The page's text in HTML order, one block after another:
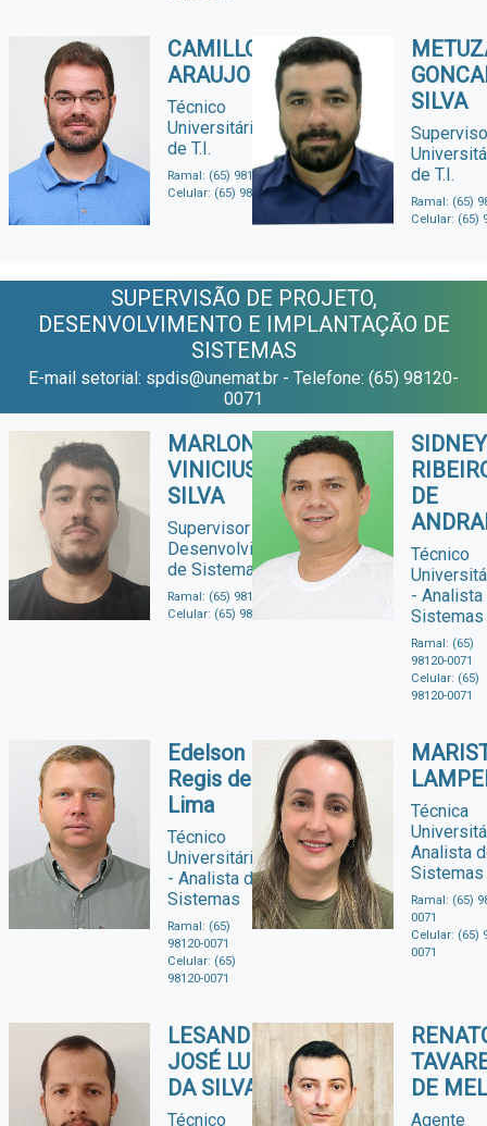
CAMILLO
ARAUJO
Técnico
Universitário/Analista
de T.I.
Ramal: (65) 98120-0071
Celular: (65) 98120-0071
SILVA
de T.I.
Ramal: (65)
Celular: (65)
SUPERVISÃO DE PROJETO,
DESENVOLVIMENTO E IMPLANTAÇÃO DE
SISTEMAS
E-mail setorial: spdis@unemat.br - Telefone: (65) 98120-
0071
MARLON
VINICIUS DA
SILVA
Supervisor de
Desenvolvimento
de Sistemas
Ramal: (65) 98120-0071
Celular: (65) 98120-0071
SIDNEY
DE
Técnico
- Analista
Sistemas
Ramal: (65)
98120-0071
Celular: (65)
98120-0071
Edelson
Regis de
Lima
Técnico
Universitário
- Analista de
Sistemas
Ramal: (65)
98120-0071
Celular: (65)
98120-0071
Técnica
Analista
Sistemas
Ramal: (65)
0071
Celular: (65)
0071
LESANDRO
JOSÉ LUIZ
DA SILVA
Técnico
DE
Agente